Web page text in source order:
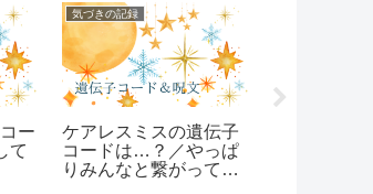
ー
て
気づきの記録
ケアレスミスの遺伝子
コードは…？／やっぱ
りみんなと繋がって